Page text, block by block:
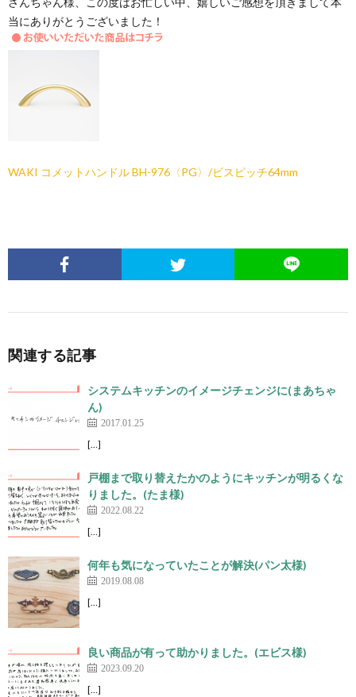
当にありがとうございました！
WAKI コメットハンドル BH-976〈PG〉/ビスピッチ64mm
関連する記事
システムキッチンのイメージチェンジに(まあちゃ
ん)
2017.01.25
[…]
戸棚まで取り替えたかのようにキッチンが明るくな
りました。(たま様)
2022.08.22
[…]
何年も気になっていたことが解決(パン太様)
2019.08.08
[…]
良い商品が有って助かりました。(エビス様)
2023.09.20
[…]